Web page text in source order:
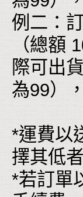
例二：
（總額
際可出
為99）
*運費以
擇其低
*若訂單